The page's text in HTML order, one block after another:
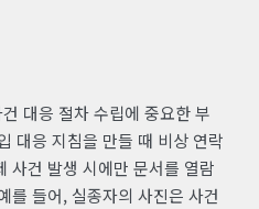
대응 절차 수립에 중요한 부
대응 지침을 만들 때 비상 연락
사건 발생 시에만 문서를 열람
를 들어, 실종자의 사진은 사건